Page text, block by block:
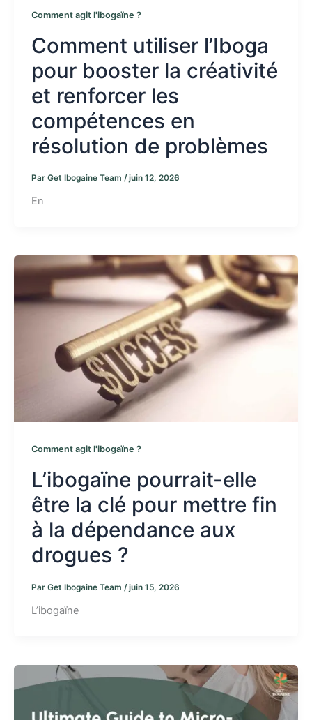
Comment agit l'ibogaïne ?
Comment utiliser l’Iboga
pour booster la créativité
et renforcer les
compétences en
résolution de problèmes
Par Get Ibogaine Team /juin 12, 2026
En
Comment agit l'ibogaïne ?
L’ibogaïne pourrait-elle
être la clé pour mettre fin
à la dépendance aux
drogues ?
Par Get Ibogaine Team /juin 15, 2026
L’ibogaïne